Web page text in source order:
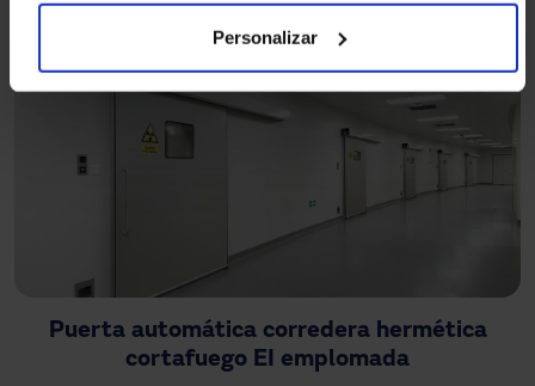
Personalizar
Puerta automática corredera hermética
cortafuego EI emplomada